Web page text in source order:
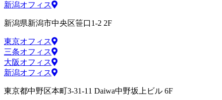
新潟オフィス
新潟県新潟市中央区笹口1-2 2F
東京オフィス
三条オフィス
大阪オフィス
新潟オフィス
東京都中野区本町3-31-11 Daiwa中野坂上ビル 6F